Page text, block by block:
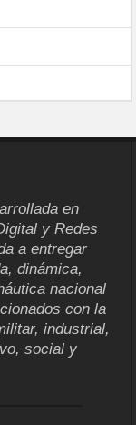
en
y Redes
a entregar
dinámica,
nacional
con la
industrial,
social y